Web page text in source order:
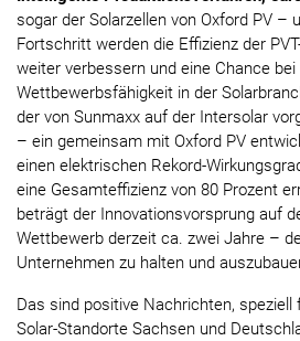
sogar der Solarzellen von Oxford PV –
Fortschritt werden die Effizienz der
weiter verbessern und eine Chance bei
Wettbewerbsfähigkeit in der
der von Sunmaxx auf der Intersolar
– ein gemeinsam mit Oxford PV
einen elektrischen Rekord-
eine Gesamteffizienz von 80 Prozent
beträgt der Innovationsvorsprung auf
Wettbewerb derzeit ca. zwei Jahre –
Unternehmen zu halten und
Das sind positive Nachrichten,
Solar-Standorte Sachsen und